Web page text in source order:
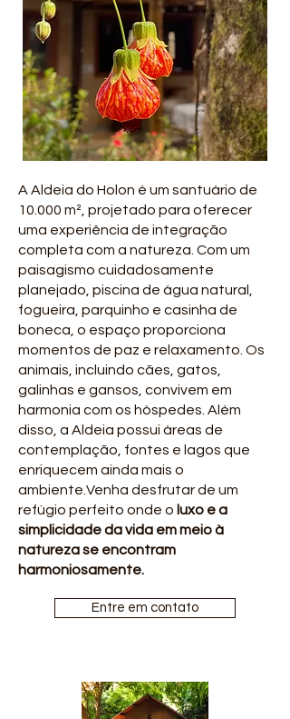
A Aldeia do Holon é um santuário de
10.000 m², projetado para oferecer
uma experiência de integração
completa com a natureza. Com um
paisagismo cuidadosamente
planejado, piscina de água natural,
fogueira, parquinho e casinha de
boneca, o espaço proporciona
momentos de paz e relaxamento. Os
animais, incluindo cães, gatos,
galinhas e gansos, convivem em
harmonia com os hóspedes. Além
disso, a Aldeia possui áreas de
contemplação, fontes e lagos que
enriquecem ainda mais o
ambiente.Venha desfrutar de um
refúgio perfeito onde o luxo e a
simplicidade da vida em meio à
natureza se encontram
harmoniosamente.
Entre em contato